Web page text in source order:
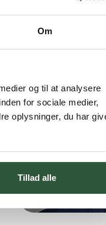
Om
og til at analysere
for sociale medier,
oplysninger, du har
Tillad alle